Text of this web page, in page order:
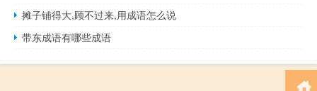
摊子铺得大,顾不过来,用成语怎么说
带东成语有哪些成语